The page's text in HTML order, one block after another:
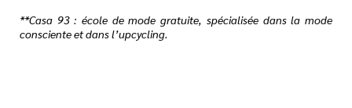
**Casa 93 : école de mode gratuite, spécialisée dans la mode
consciente et dans l’upcycling.